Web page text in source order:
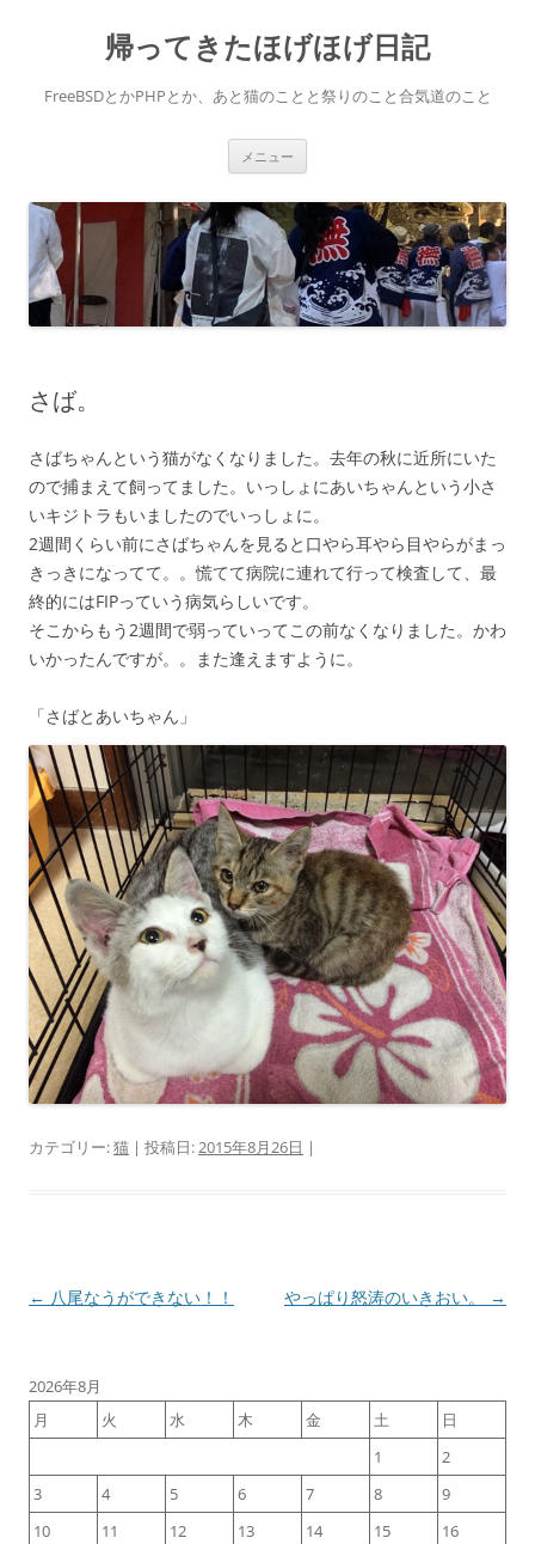
帰ってきたほげほげ日記
FreeBSDとかPHPとか、あと猫のことと祭りのこと合気道のこと
メニュー
さば。
さばちゃんという猫がなくなりました。去年の秋に近所にいた
ので捕まえて飼ってました。いっしょにあいちゃんという小さ
いキジトラもいましたのでいっしょに。
2週間くらい前にさばちゃんを見ると口やら耳やら目やらがまっ
きっきになってて。。慌てて病院に連れて行って検査して、最
終的にはFIPっていう病気らしいです。
そこからもう2週間で弱っていってこの前なくなりました。かわ
いかったんですが。。また逢えますように。
「さばとあいちゃん」
カテゴリー:猫 | 投稿日:2015年8月26日 |
投
ビ
ゲ
シ
ョ
← 八尾なうができない！！ やっぱり怒涛のいきおい。 →
2026年8月
月
火 水 木 金 土
日
1
2
3
4 5 6 7 8
9
10
11 12 13 14 15
16